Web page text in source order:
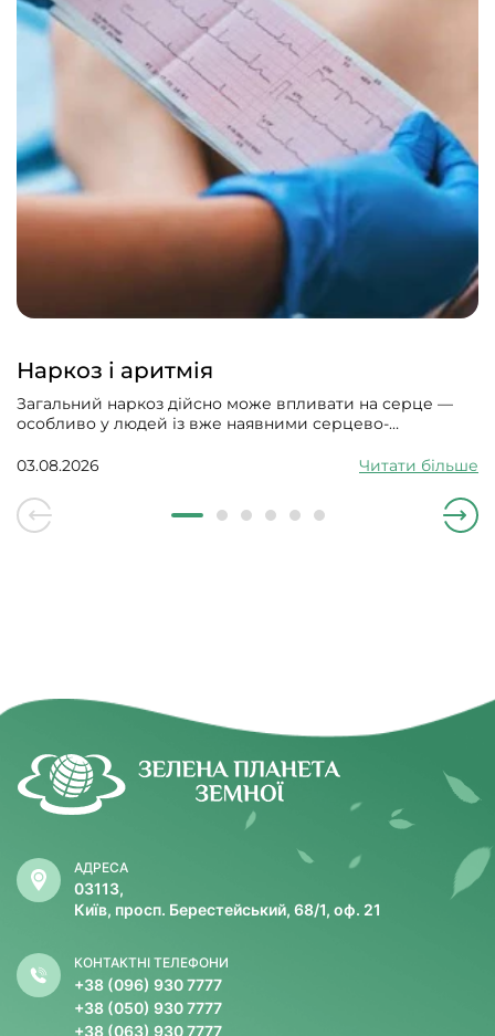
Наркоз і аритмія
Загальний наркоз дійсно може впливати на серце —
особливо у людей із вже наявними серцево-
серцевого ритму, гіпотонію, зменшити силу скорочень
03.08.2026 Читати більше
АДРЕСА
03113,
Київ, просп. Берестейський, 68/1, оф. 21
КОНТАКТНІ ТЕЛЕФОНИ
+38 (096) 930 7777
+38 (050) 930 7777
+38 (063) 930 7777